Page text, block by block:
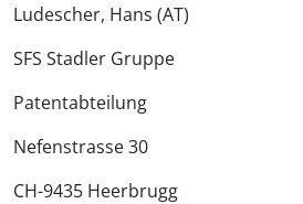
Ludescher, Hans (AT)
SFS Stadler Gruppe
Patentabteilung
Nefenstrasse 30
CH-9435 Heerbrugg